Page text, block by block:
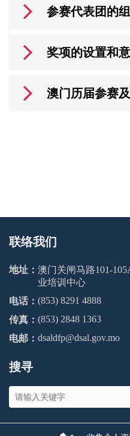
参赛代表团的
奖项的设置和
澳门历届参赛
联络我们
地址： 澳门关闸马路101-
业培训中心
电话： (853) 8291 4888
传真： (853) 2848 1363
电邮： dsaldfp@dsal.gov.mo
搜寻